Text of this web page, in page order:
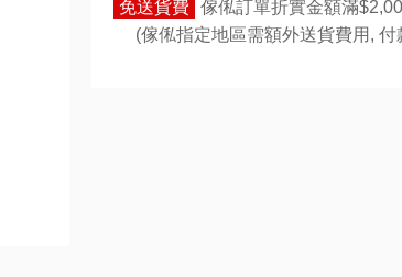
免送貨費 傢俬訂單折實金額滿
(傢俬指定地區需額外送貨費用, 付